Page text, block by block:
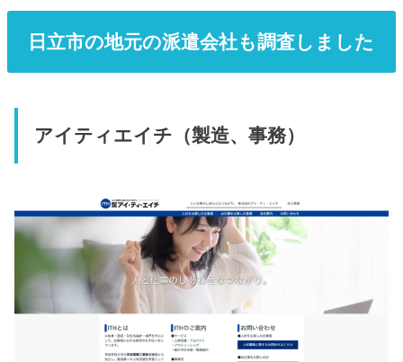
日立市の地元の派遣会社も調査しました
アイティエイチ（製造、事務）